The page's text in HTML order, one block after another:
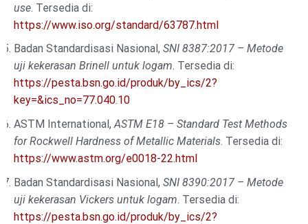
use. Tersedia di:
https://www.iso.org/standard/63787.html
Badan Standardisasi Nasional, SNI 8387:2017 – Metode
uji kekerasan Brinell untuk logam. Tersedia di:
https://pesta.bsn.go.id/produk/by_ics/2?
key=&ics_no=77.040.10
ASTM International,ASTM E18 – Standard Test Methods
for Rockwell Hardness of Metallic Materials. Tersedia di:
https://www.astm.org/e0018-22.html
Badan Standardisasi Nasional, SNI 8390:2017 – Metode
uji kekerasan Vickers untuk logam. Tersedia di:
https://pesta.bsn.go.id/produk/by_ics/2?